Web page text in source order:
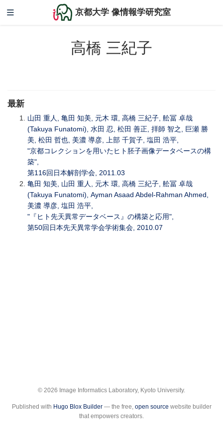
京都大学 像情報学研究室
高橋 三紀子
最新
山田 重人, 亀田 知美, 元木 環, 高橋 三紀子, 舩冨 卓哉
(Takuya Funatomi), 水田 忍, 松田 善正, 拝師 智之, 巨瀬 勝
美, 松田 哲也, 美濃 導彦, 上部 千賀子, 塩田 浩平,
"京都コレクションを用いたヒト胚子画像データベースの構
築",
第116回日本解剖学会, 2011.03
亀田 知美, 山田 重人, 元木 環, 高橋 三紀子, 舩冨 卓哉
(Takuya Funatomi), Ayman Asaad Abdel-Rahman Ahmed,
美濃 導彦, 塩田 浩平,
"『ヒト先天異常データベース』の構築と応用",
第50回日本先天異常学会学術集会, 2010.07
© 2026 Image Informatics Laboratory, Kyoto University.
Published with Hugo Blox Builder— the free, open source website builder
that empowers creators.